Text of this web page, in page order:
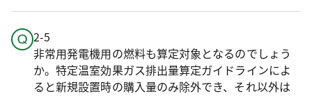
2-5
非常用発電機用の燃料も算定対象となるのでしょう
か。特定温室効果ガス排出量算定ガイドラインによ
ると新規設置時の購入量のみ除外でき、それ以外は